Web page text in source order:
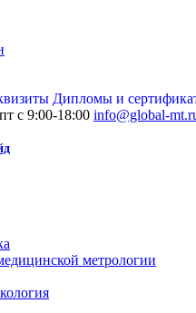
Дипломы и
с 9:00-18:00 info@global-
метрологии